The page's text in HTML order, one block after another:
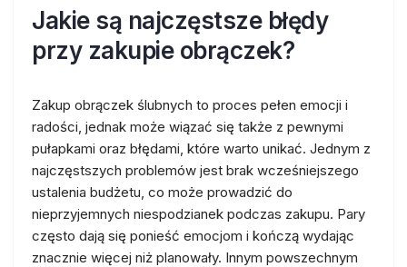
Jakie są najczęstsze błędy
przy zakupie obrączek?
Zakup obrączek ślubnych to proces pełen emocji i
radości, jednak może wiązać się także z pewnymi
pułapkami oraz błędami, które warto unikać. Jednym z
najczęstszych problemów jest brak wcześniejszego
ustalenia budżetu, co może prowadzić do
nieprzyjemnych niespodzianek podczas zakupu. Pary
często dają się ponieść emocjom i kończą wydając
znacznie więcej niż planowały. Innym powszechnym